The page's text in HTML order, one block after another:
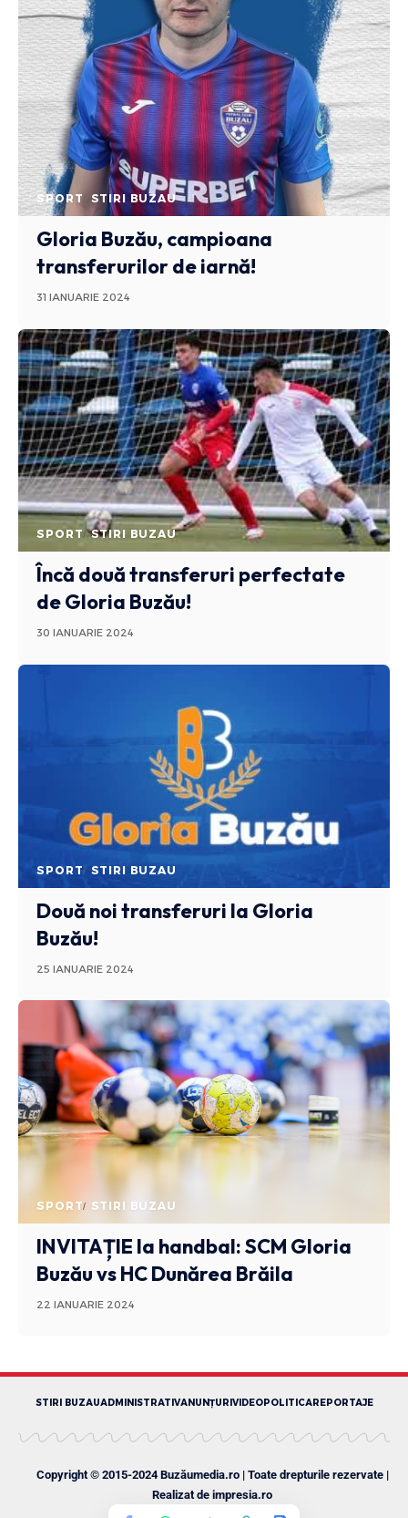
SPORT STIRI BUZAU
Gloria Buzău, campioana
transferurilor de iarnă!
31 IANUARIE 2024
SPORT STIRI BUZAU
Încă două transferuri perfectate
de Gloria Buzău!
30 IANUARIE 2024
SPORT STIRI BUZAU
Două noi transferuri la Gloria
Buzău!
25 IANUARIE 2024
SPORT STIRI BUZAU
INVITAȚIE la handbal: SCM Gloria
Buzău vs HC Dunărea Brăila
22 IANUARIE 2024
STIRI BUZAUADMINISTRATIVANUNȚURI VIDEOPOLITICAREPORTAJE
Copyright © 2015-2024 Buzăumedia.ro | Toate drepturile rezervate |
Realizat de impresia.ro